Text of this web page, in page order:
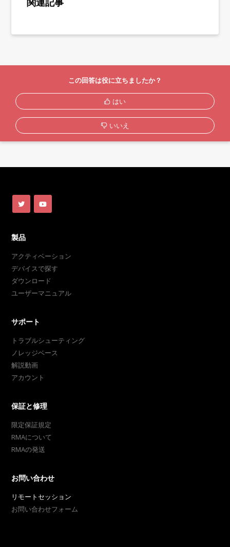
この回答は役に立ちましたか？
はい
いいえ
製品
アクティベーション
デバイスで探す
ダウンロード
ユーザーマニュアル
サポート
トラブルシューティング
ノレッジベース
解説動画
アカウント
保証と修理
限定保証規定
RMAについて
RMAの発送
お問い合わせ
リモートセッション
お問い合わせフォーム